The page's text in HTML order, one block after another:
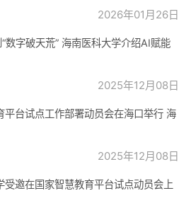
2026年01月26日
“数字破天荒” 海南医科大学介绍AI赋能
2025年12月08日
平台试点工作部署动员会在海口举行 海
2025年12月08日
受邀在国家智慧教育平台试点动员会上